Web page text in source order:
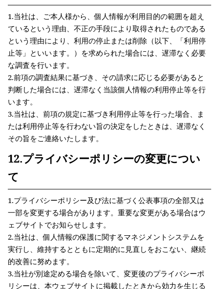
1.当社は、ご本人様から、個人情報が利用目的の範囲を超え
ているという理由、不正の手段により取得されたものである
という理由により、利用の停止または削除（以下、「利用停
止等」といいます。）を求められた場合には、遅滞なく必要
な調査を行います。
2.前項の調査結果に基づき、その請求に応じる必要があると
判断した場合には、遅滞なく当該個人情報の利用停止等を行
います。
3.当社は、前項の規定に基づき利用停止等を行った場合、ま
たは利用停止等を行わない旨の決定をしたときは、遅滞なく
その旨をご連絡いたします。
12.プライバシーポリシーの変更につい
て
1.プライバシーポリシー及び法に基づく公表事項の全部又は
一部を変更する場合があります。重要な変更がある場合はウ
ェブサイトでお知らせします。
2.当社は、個人情報の保護に関するマネジメントシステムを
実行し、維持するとともに定期的に見直しをおこない、継続
的改善に努めます。
3.当社が別途定める場合を除いて、変更後のプライバシーポ
リシーは、本ウェブサイトに掲載したときから効力を生じる